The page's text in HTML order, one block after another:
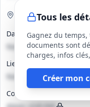
Tous les
Gagnez du temps,
documents sont
charges, infos
Créer mon
Visite de site
Date(s)
Non précisé
Lieu
Non précisé
Contact